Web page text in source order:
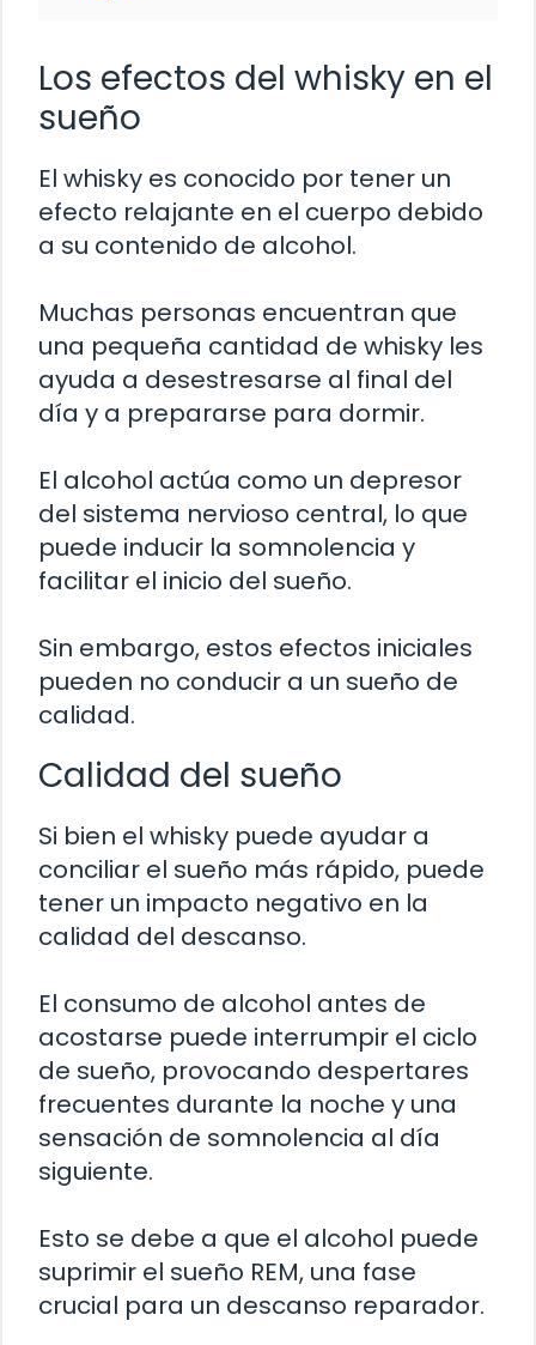
Los efectos del whisky en el
sueño
El whisky es conocido por tener un
efecto relajante en el cuerpo debido
a su contenido de alcohol.
Muchas personas encuentran que
una pequeña cantidad de whisky les
ayuda a desestresarse al final del
día y a prepararse para dormir.
El alcohol actúa como un depresor
del sistema nervioso central, lo que
puede inducir la somnolencia y
facilitar el inicio del sueño.
Sin embargo, estos efectos iniciales
pueden no conducir a un sueño de
calidad.
Calidad del sueño
Si bien el whisky puede ayudar a
conciliar el sueño más rápido, puede
tener un impacto negativo en la
calidad del descanso.
El consumo de alcohol antes de
acostarse puede interrumpir el ciclo
de sueño, provocando despertares
frecuentes durante la noche y una
sensación de somnolencia al día
siguiente.
Esto se debe a que el alcohol puede
suprimir el sueño REM, una fase
crucial para un descanso reparador.